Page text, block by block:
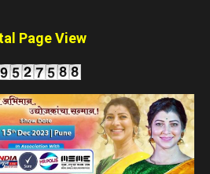
Page View